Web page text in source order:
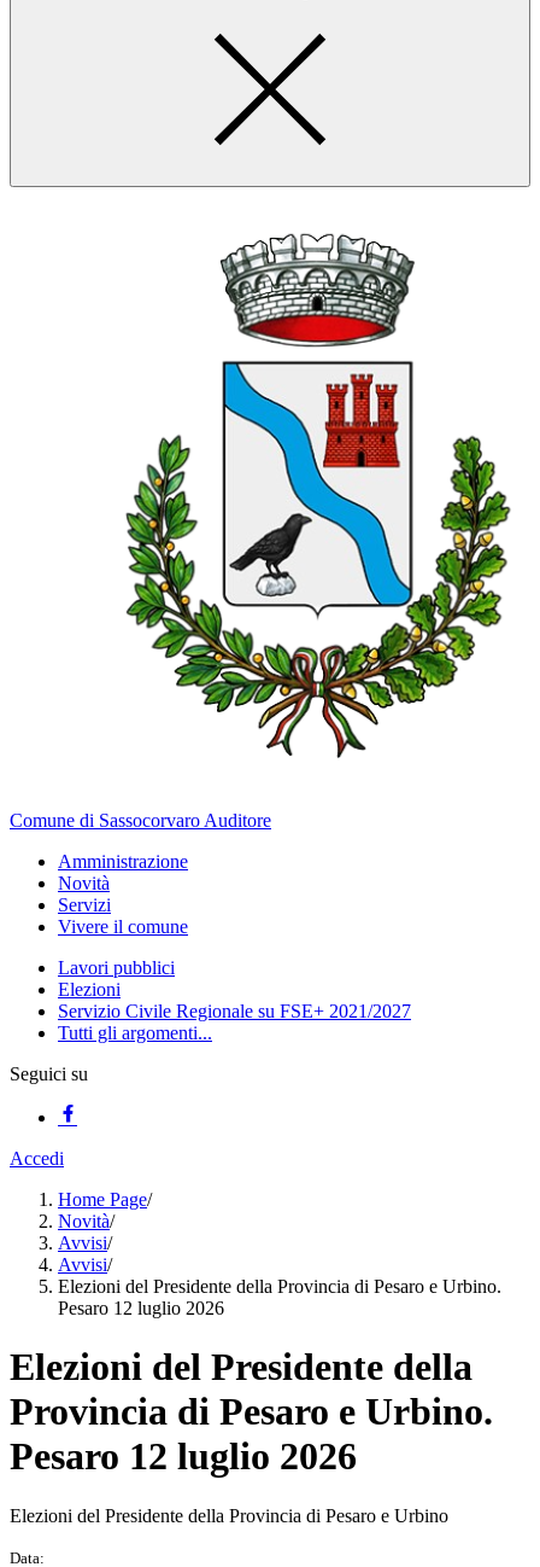
Comune di Sassocorvaro Auditore
Amministrazione
Novità
Servizi
Vivere il comune
Lavori pubblici
Elezioni
Servizio Civile Regionale su FSE+ 2021/2027
Tutti gli argomenti...
Seguici su
Accedi
Home Page/
Novità/
Avvisi/
Avvisi/
Elezioni del Presidente della Provincia di Pesaro e Urbino.
Pesaro 12 luglio 2026
Elezioni del Presidente della
Provincia di Pesaro e Urbino.
Pesaro 12 luglio 2026
Elezioni del Presidente della Provincia di Pesaro e Urbino
Data: